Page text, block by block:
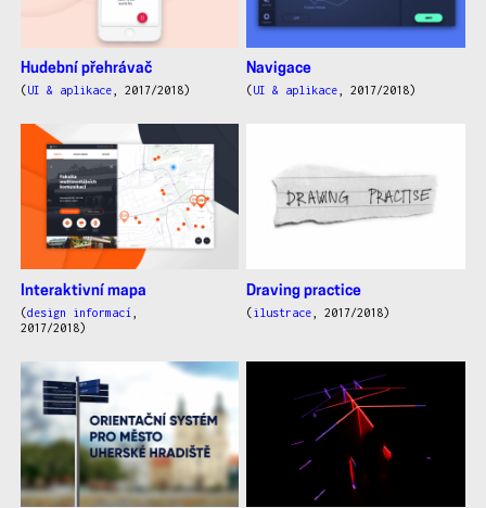
Hudební přehrávač
(UI & aplikace, 2017/2018)
Navigace
(UI & aplikace , 2017/2018)
Interaktivní mapa
(design informací
2017/2018)
Draving practice
(ilustrace , 2017/2018)